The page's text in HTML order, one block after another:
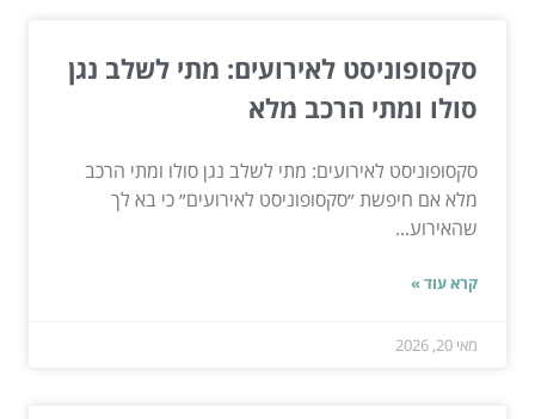
סקסופוניסט לאירועים: מתי לשלב נגן
סולו ומתי הרכב מלא
סקסופוניסט לאירועים: מתי לשלב נגן סולו ומתי הרכב
מלא אם חיפשת ״סקסופוניסט לאירועים״ כי בא לך
שהאירוע...
קרא עוד »
מאי 20, 2026